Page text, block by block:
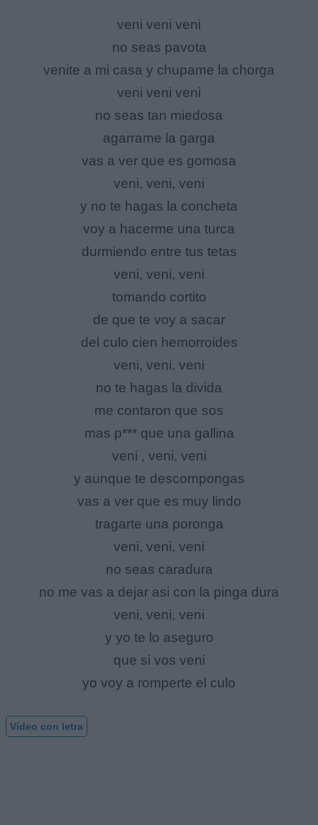
veni veni veni
no seas pavota
venite a mi casa y chupame la chorga
veni veni veni
no seas tan miedosa
agarrame la garga
vas a ver que es gomosa
veni, veni, veni
y no te hagas la concheta
voy a hacerme una turca
durmiendo entre tus tetas
veni, veni, veni
tomando cortito
de que te voy a sacar
del culo cien hemorroides
veni, veni, veni
no te hagas la divida
me contaron que sos
mas p*** que una gallina
veni , veni, veni
y aunque te descompongas
vas a ver que es muy lindo
tragarte una poronga
veni, veni, veni
no seas caradura
no me vas a dejar asi con la pinga dura
veni, veni, veni
y yo te lo aseguro
que si vos veni
yo voy a romperte el culo
Vídeo con letra